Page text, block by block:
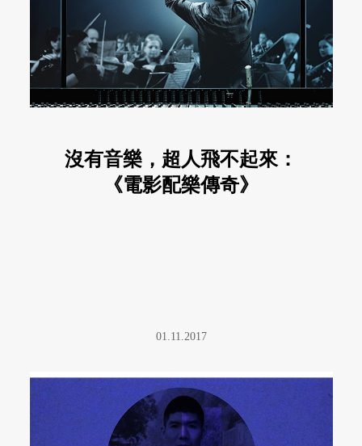
沒有音樂，超人飛不起來：
《電影配樂傳奇》
01.11.2017